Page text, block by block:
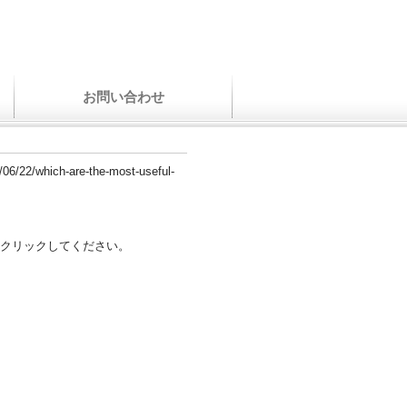
お問い合わせ
22/which-are-the-most-useful-
リックしてください。